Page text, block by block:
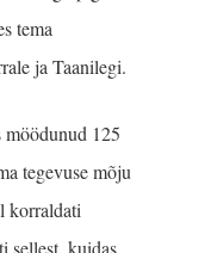
tema
ja Taanilegi.
125
tegevuse mõju
korraldati
sellest, kuidas